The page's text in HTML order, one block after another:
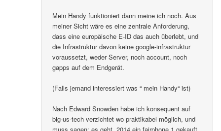
Mein Handy funktioniert dann meine ich noch. Aus
meiner Sicht wäre es eine zentrale Anforderung,
dass eine europäische E-ID das auch überlebt, und
die Infrastruktur davon keine google-infrastruktur
voraussetzt, weder Server, noch account, noch
gapps auf dem Endgerät.
(Falls jemand interessiert was “ mein Handy“ ist)
Nach Edward Snowden habe ich konsequent auf
big-us-tech verzichtet wo praktikabel möglich, und